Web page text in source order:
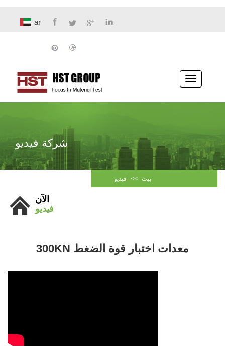
ar
تبديل
الملاحة
شركة فيديو
بيت >> فيديو
الآن
فيديو
300KN معدات اختبار قوة الضغط